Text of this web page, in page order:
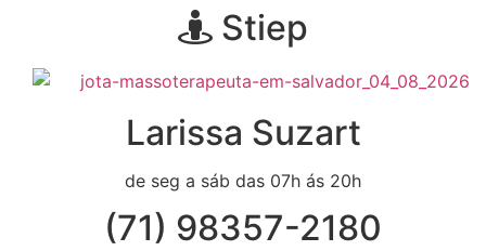
Stiep
Larissa Suzart
de seg a sáb das 07h ás 20h
(71) 98357-2180